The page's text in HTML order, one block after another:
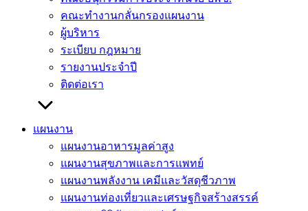
คณะทำงานกลั่นกรองแผนงาน
ผู้บริหาร
ระเบียบ กฎหมาย
รายงานประจำปี
ติดต่อเรา
แผนงาน
แผนงานอาหารมูลค่าสูง
แผนงานสุขภาพและการแพทย์
แผนงานพลังงาน เคมีและวัสดุชีวภาพ
แผนงานท่องเที่ยวและเศรษฐกิจสร้างสรรค์